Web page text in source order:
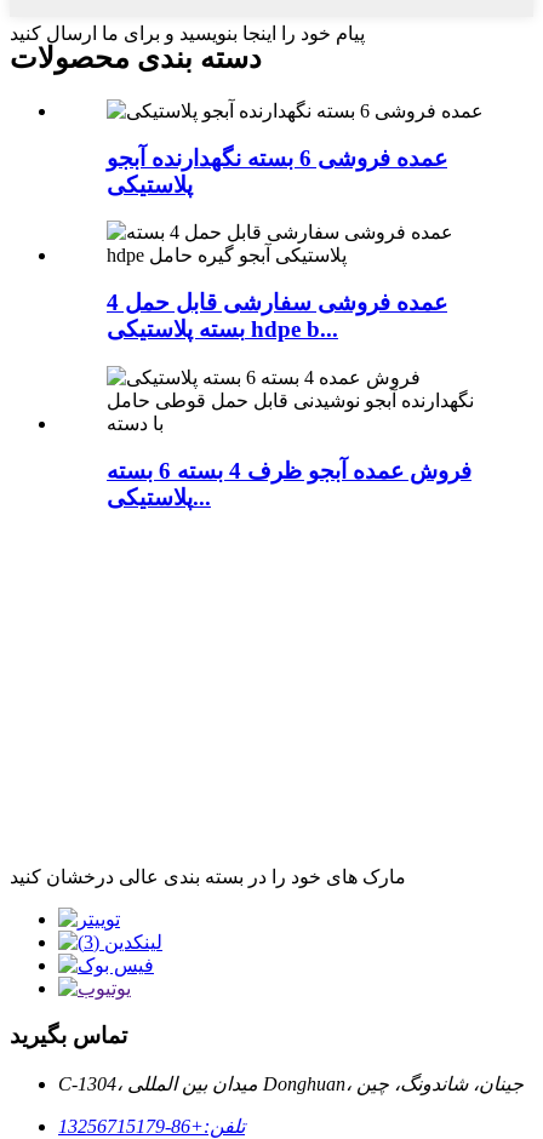
پیام خود را اینجا بنویسید و برای ما ارسال کنید
دسته بندی محصولات
عمده فروشی 6 بسته نگهدارنده آبجو
پلاستیکی
عمده فروشی سفارشی قابل حمل 4
بسته پلاستیکی hdpe b...
فروش عمده آبجو ظرف 4 بسته 6 بسته
پلاستیکی...
مارک های خود را در بسته بندی عالی درخشان کنید
تماس بگیرید
C-1304، میدان بین المللی Donghuan، جینان، شاندونگ، چین
تلفن:+86-13256715179